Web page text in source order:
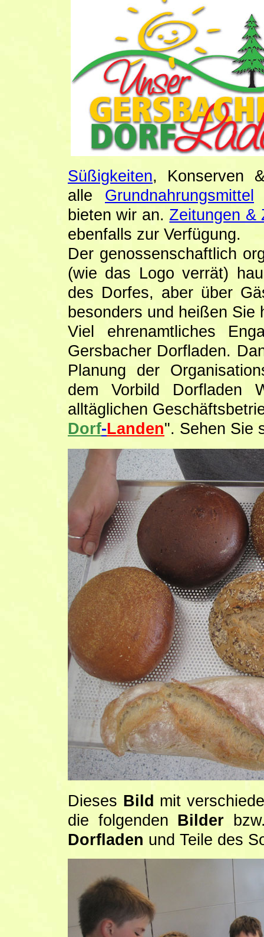
Süßigkeiten, Konserven
alle Grundnahrungsmittel
bieten wir an.Zeitungen &
ebenfalls zur Verfügung.
Der genossenschaftlich
(wie das Logo verrät)
des Dorfes, aber über
besonders und heißen Sie
Viel ehrenamtliches
Gersbacher Dorfladen.
Planung der
dem Vorbild Dorfladen
alltäglichen
Dorf-Landen". Sehen Sie
Dieses Bild mit
die folgenden Bilder
Dorfladen und Teile des